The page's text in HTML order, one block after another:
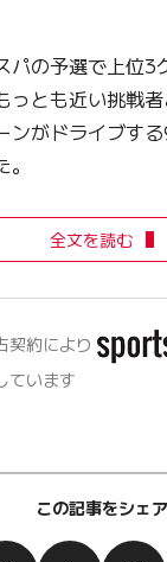
パの予選で上位3
っとも近い挑戦
ンがドライブす
全文を読む
契約により
ています
この記事をシェア